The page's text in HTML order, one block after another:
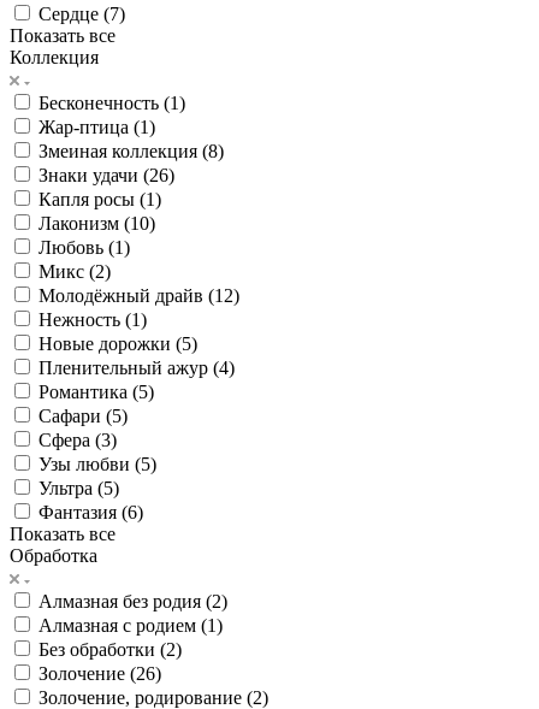
Сердце (7)
Показать все
Коллекция
Бесконечность (1)
Жар-птица (1)
Змеиная коллекция (8)
Знаки удачи (26)
Капля росы (1)
Лаконизм (10)
Любовь (1)
Микс (2)
Молодёжный драйв (12)
Нежность (1)
Новые дорожки (5)
Пленительный ажур (4)
Романтика (5)
Сафари (5)
Сфера (3)
Узы любви (5)
Ультра (5)
Фантазия (6)
Показать все
Обработка
Алмазная без родия (2)
Алмазная с родием (1)
Без обработки (2)
Золочение (26)
Золочение, родирование (2)